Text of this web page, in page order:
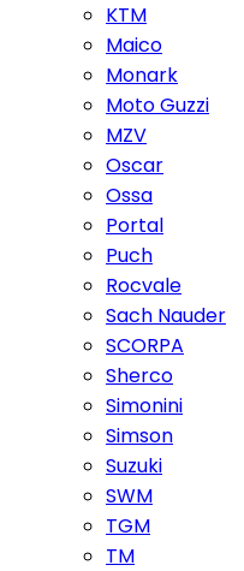
KTM
Maico
Monark
Moto Guzzi
MZV
Oscar
Ossa
Portal
Puch
Rocvale
Sach Nauder
SCORPA
Sherco
Simonini
Simson
Suzuki
SWM
TGM
TM